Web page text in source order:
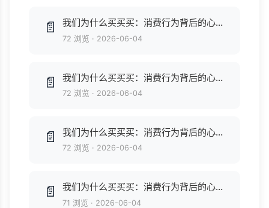
📄 我们为什么买买买：消费行为背后的心理学奥秘.azw3
72 浏览 · 2026-06-04
📄 我们为什么买买买：消费行为背后的心理学奥秘.epub
72 浏览 · 2026-06-04
📄 我们为什么买买买：消费行为背后的心理学奥秘.pdf
72 浏览 · 2026-06-04
📄 我们为什么买买买：消费行为背后的心理学奥秘.epub
71 浏览 · 2026-06-04